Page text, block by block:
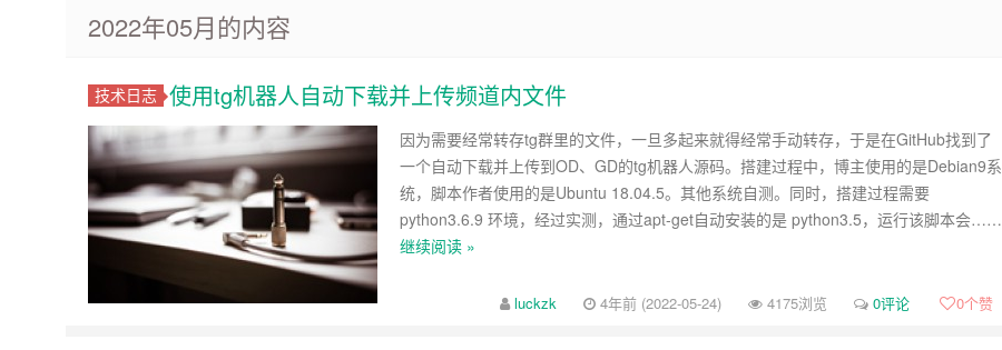
2022年05月的内容
技术日志 使用tg机器人自动下载并上传频道内文件
因为需要经常转存tg群里的文件，一旦多起来就得经常手动转存，于是在GitHub找到了
一个自动下载并上传到OD、GD的tg机器人源码。搭建过程中，博主使用的是Debian9系
统，脚本作者使用的是Ubuntu 18.04.5。其他系统自测。同时，搭建过程需要
python3.6.9 环境，经过实测，通过apt-get自动安装的是 python3.5，运行该脚本会……
继续阅读 »
luckzk 4年前 (2022-05-24) 4175浏览 0评论 0个赞